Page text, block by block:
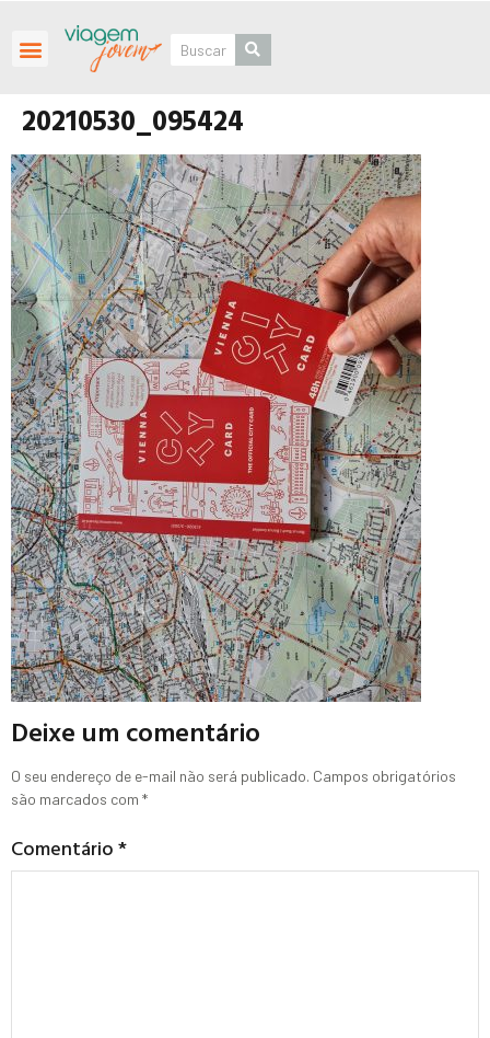
20210530_095424
Deixe um comentário
O seu endereço de e-mail não será publicado. Campos obrigatórios
são marcados com *
Comentário*